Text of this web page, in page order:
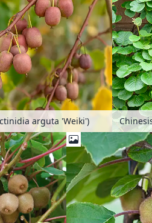
arguta 'Weiki')